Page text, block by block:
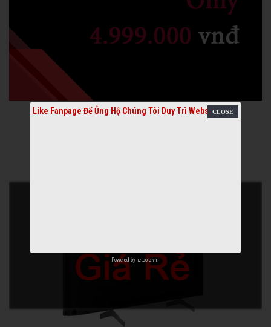
Like Fanpage Để Ủng Hộ Chúng Tôi Duy Trì Website
Powered by netcore.vn